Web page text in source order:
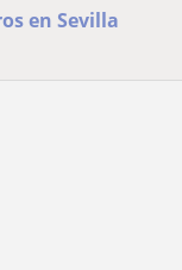
en Sevilla